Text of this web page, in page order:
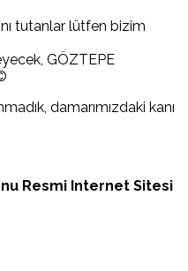
tutanlar lütfen bizim
GÖZTEPE
damarımızdaki kanı
Resmi Internet Sitesi